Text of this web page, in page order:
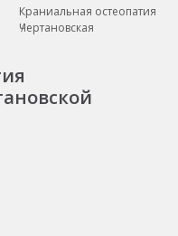
Краниальная остеопатия
Чертановская